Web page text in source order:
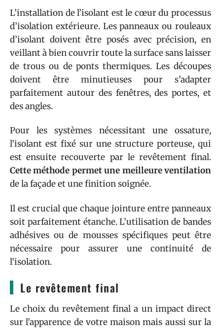
L’installation de l’isolant est le cœur du processus
d’isolation extérieure. Les panneaux ou rouleaux
d’isolant doivent être posés avec précision, en
veillant à bien couvrir toute la surface sans laisser
de trous ou de ponts thermiques. Les découpes
doivent être minutieuses pour s’adapter
parfaitement autour des fenêtres, des portes, et
des angles.
Pour les systèmes nécessitant une ossature,
l’isolant est fixé sur une structure porteuse, qui
est ensuite recouverte par le revêtement final.
Cette méthode permet une meilleure ventilation
de la façade et une finition soignée.
Il est crucial que chaque jointure entre panneaux
soit parfaitement étanche. L’utilisation de bandes
adhésives ou de mousses spécifiques peut être
nécessaire pour assurer une continuité de
l’isolation.
Le revêtement final
Le choix du revêtement final a un impact direct
sur l’apparence de votre maison mais aussi sur la